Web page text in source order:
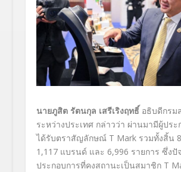
นายภูสิต รัตนกุล เสรีเริงฤทธิ์อธิบดีกรม
ระหว่างประเทศ กล่าวว่า ผ่านมามีผู้ประ
ได้รับตราสัญลักษณ์ T Mark รวมทั้งสิ้น
1,117แบรนด์ และ 6,996 รายการ ซึ่งปั
ประกอบการที่คงสถานะเป็นสมาชิก T